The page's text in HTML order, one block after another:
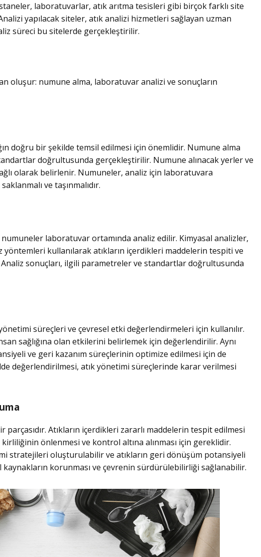
laboratuvarlar, atık arıtma tesisleri gibi birçok farklı site
yapılacak siteler, atık analizi hizmetleri sağlayan uzman
süreci bu sitelerde gerçekleştirilir.
oluşur: numune alma, laboratuvar analizi ve sonuçların
doğru bir şekilde temsil edilmesi için önemlidir. Numune alma
doğrultusunda gerçekleştirilir. Numune alınacak yerler ve
olarak belirlenir. Numuneler, analiz için laboratuvara
ve taşınmalıdır.
laboratuvar ortamında analiz edilir. Kimyasal analizler,
kullanılarak atıkların içerdikleri maddelerin tespiti ve
Analiz sonuçları, ilgili parametreler ve standartlar doğrultusunda
süreçleri ve çevresel etki değerlendirmeleri için kullanılır.
sağlığına olan etkilerini belirlemek için değerlendirilir. Aynı
ve geri kazanım süreçlerinin optimize edilmesi için de
değerlendirilmesi, atık yönetimi süreçlerinde karar verilmesi
parçasıdır. Atıkların içerdikleri zararlı maddelerin tespit edilmesi
önlenmesi ve kontrol altına alınması için gereklidir.
stratejileri oluşturulabilir ve atıkların geri dönüşüm potansiyeli
korunması ve çevrenin sürdürülebilirliği sağlanabilir.